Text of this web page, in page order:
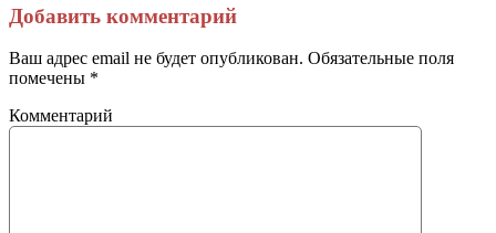
через
электронную
почту
Добавить комментарий
Ваш адрес email не будет опубликован. Обязательные поля
помечены *
Комментарий